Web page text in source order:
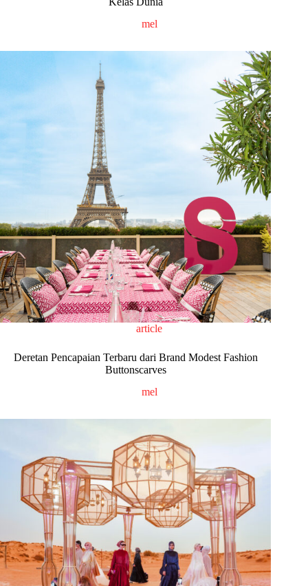
mel
article
Deretan Pencapaian Terbaru dari Brand Modest Fashion
Buttonscarves
mel